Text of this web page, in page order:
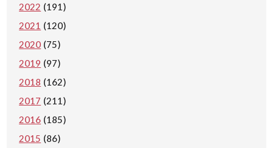
2022 (191)
2021 (120)
2020 (75)
2019 (97)
2018 (162)
2017 (211)
2016 (185)
2015 (86)